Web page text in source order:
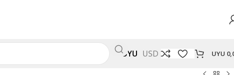
UYU USD UYU